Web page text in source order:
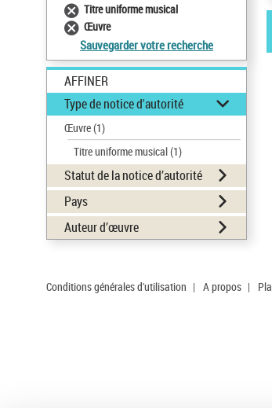
Titre uniforme musical
Œuvre
Sauvegarder votre recherche
AFFINER
Type de notice d'autorité
Œuvre(1)
Titre uniforme musical(1)
Statut de la notice d’autorité
Pays
Auteur d’œuvre
Conditions générales d'utilisation | A propos |